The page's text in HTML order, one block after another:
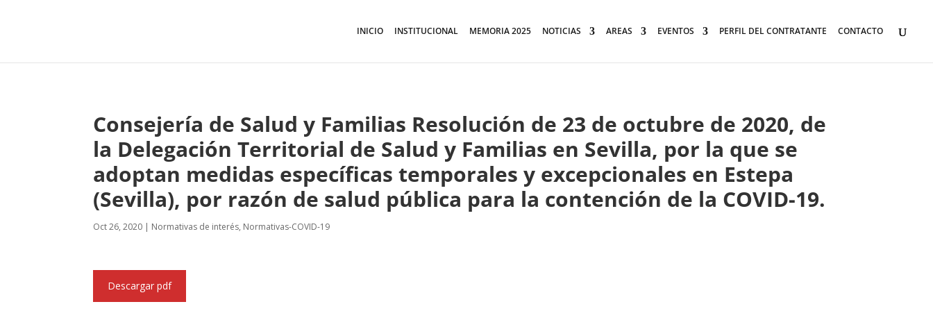
INICIO INSTITUCIONAL MEMORIA 2025 NOTICIAS AREAS EVENTOS PERFIL DEL CONTRATANTE CONTACTO
Consejería de Salud y Familias Resolución de 23 de octubre de 2020, de
la Delegación Territorial de Salud y Familias en Sevilla, por la que se
adoptan medidas específicas temporales y excepcionales en Estepa
(Sevilla), por razón de salud pública para la contención de la COVID-19.
Oct 26, 2020 | Normativas de interés, Normativas-COVID-19
Descargar pdf